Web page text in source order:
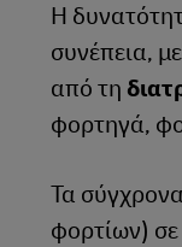
Η
συνέπεια,
από τη
φορτηγά,
Τα
φορτίων) σε